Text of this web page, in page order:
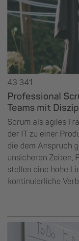
43 341
Professional
Teams mit
Scrum als agiles
der IT zu einer
die dem Anspruch
unsicheren Zeiten,
stellen eine hohe
kontinuierliche